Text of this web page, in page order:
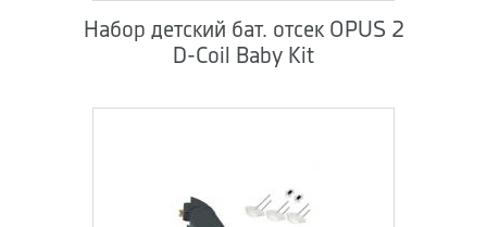
Набор детский бат. отсек OPUS 2
D-Coil Baby Kit